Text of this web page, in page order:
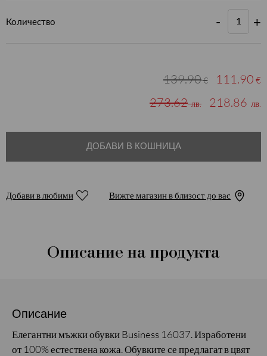
Количество - +
139.90€ 111.90 €
273.62лв. 218.86 лв.
ДОБАВИ В КОШНИЦА
Добави в любими Вижте магазин в близост до вас
Описание на продукта
Описание
Елегантни мъжки обувки Business 16037. Изработени
от 100% естествена кожа. Обувките се предлагат в цвят